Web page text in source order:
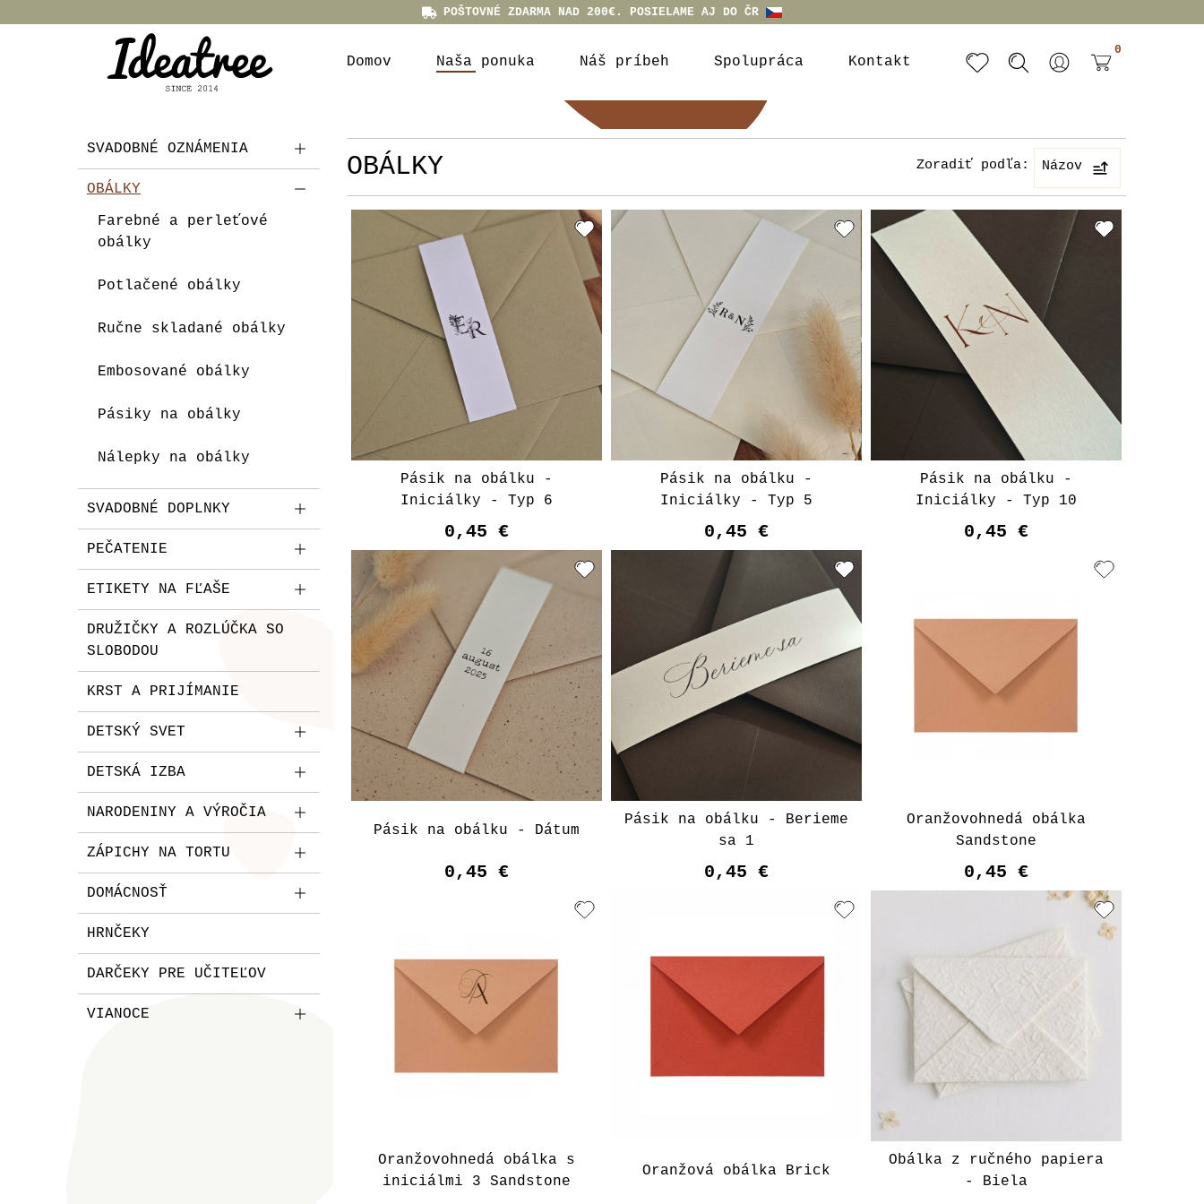
POŠTOVNÉ ZDARMA NAD 200€. POSIELAME AJ DO ČR
Domov Naša ponuka Náš príbeh Spolupráca Kontakt
0
SVADOBNÉ OZNÁMENIA
OBÁLKY
Farebné a perleťové
obálky
Potlačené obálky
Ručne skladané obálky
Embosované obálky
Pásiky na obálky
Nálepky na obálky
SVADOBNÉ DOPLNKY
PEČATENIE
ETIKETY NA FĽAŠE
DRUŽIČKY A ROZLÚČKA SO
SLOBODOU
KRST A PRIJÍMANIE
DETSKÝ SVET
DETSKÁ IZBA
NARODENINY A VÝROČIA
ZÁPICHY NA TORTU
DOMÁCNOSŤ
HRNČEKY
DARČEKY PRE UČITEĽOV
VIANOCE
OBÁLKY Zoradiť podľa: Názov
Pásik na obálku -
Iniciálky - Typ 6
0,45 €
Pásik na obálku -
Iniciálky - Typ 5
0,45 €
Pásik na obálku -
Iniciálky - Typ 10
0,45 €
Pásik na obálku - Dátum
0,45 €
Pásik na obálku - Berieme
sa 1
0,45 €
Oranžovohnedá obálka
Sandstone
0,45 €
Oranžovohnedá obálka s
iniciálmi 3 Sandstone
Oranžová obálka Brick
Obálka z ručného papiera
- Biela